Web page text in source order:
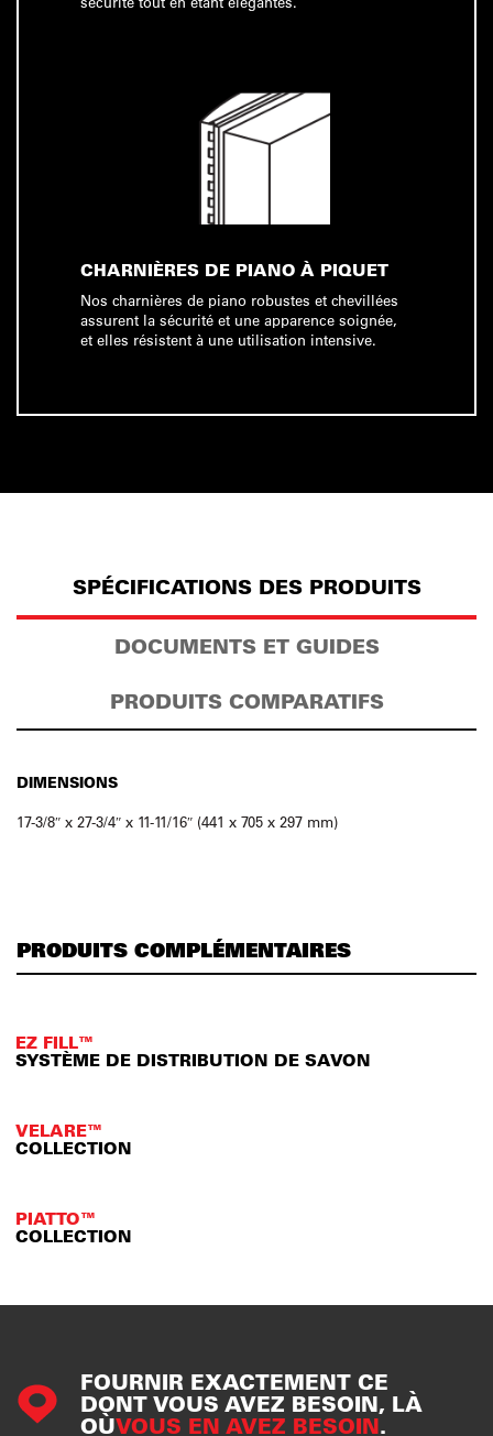
CHARNIÈRES DE PIANO À PIQUET
Nos charnières de piano robustes et chevillées
assurent la sécurité et une apparence soignée,
et elles résistent à une utilisation intensive.
SPÉCIFICATIONS DES PRODUITS
DOCUMENTS ET GUIDES
PRODUITS COMPARATIFS
DIMENSIONS
17-3/8″ x 27-3/4″ x 11-11/16″ (441 x 705 x 297 mm)
PRODUITS COMPLÉMENTAIRES
EZ FILL™
SYSTÈME DE DISTRIBUTION DE SAVON
VELARE™
COLLECTION
PIATTO™
COLLECTION
FOURNIR EXACTEMENT CE
DONT VOUS AVEZ BESOIN, LÀ
OÙVOUS EN AVEZ BESOIN.